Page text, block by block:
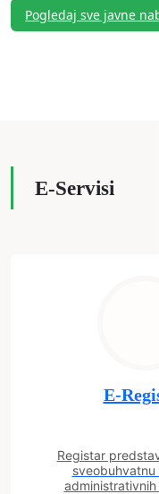
Pogledaj sve javne
E-Servisi
E-
Registar
sveobuhvatnu